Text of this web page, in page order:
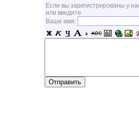
Если вы зарегистрированы у
или введите
Ваше имя: